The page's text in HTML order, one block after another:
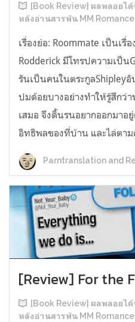
[Book Review] ผลพลอยไ
หลังอ่านสารพัน MM Romance
เรื่องย่อ: Roommate เป็นเรื่
Rodderick มีโทรปความเป็น
รันเป็นคนในตระกูลShipleyอั
ปมด้อยบางอย่างทำให้รู้สึกว่
เสมอ จึงดิ้นรนอยากออกมาอ
อิทธิพลของที่บ้าน และไล่ตา
Parntranslation and
[Review] For the
[Book Review] ผลพลอยไ
หลังอ่านสารพัน MM Romance